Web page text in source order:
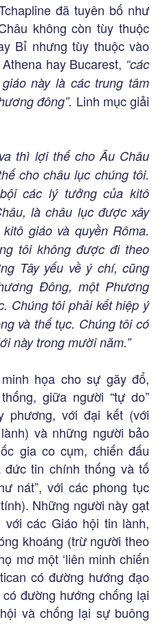
đã tuyên bố như
không còn tùy thuộc
Bỉ nhưng tùy thuộc vào
hay Bucarest, “các
này là các trung tâm
đông”. Linh mục giải
thì lợi thế cho Âu Châu
cho châu lục chúng tôi.
các lý tưởng của kitô
là châu lục được xây
giáo và quyền Rôma.
tôi không được đi theo
Tây yếu về ý chí, cũng
Đông, một Phương
Chúng tôi phải kết hiệp ý
và thế tục. Chúng tôi có
này trong mười năm.”
họa cho sự gãy đổ,
giữa người “tự do”
phương, với đại kết (với
và những người bảo
gia co cụm, chiến đấu
tin chính thống và tố
nát”, với các phong tục
Những người này gạt
các Giáo hội tin lành,
khoáng (trừ người theo
mơ một ‘liên minh chiến
có đường hướng đạo
đường hướng chống lại
và chống lại sự buông